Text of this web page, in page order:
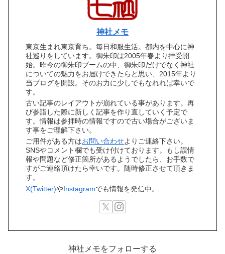
神社メモ
東京生まれ東京育ち。毎日和服生活。都内を中心に神
社巡りをしています。御朱印は2005年春より拝受開
始。昨今の御朱印ブームの中、御朱印だけでなく神社
についての魅力をお届けできたらと思い、2015年より
当ブログを開設。そのお力に少しでもなれれば幸いで
す。
古い記事のレイアウトが崩れている事があります。再
び参詣した際に新しく記事を作り直していく予定で
す。情報は参拝時の情報ですので古い場合がございま
す事をご理解下さい。
ご用件がある方はお問い合わせよりご連絡下さい。
SNSやコメント欄でも受け付けております。もし誤情
報や問題など修正箇所があるようでしたら、お手数で
すがご連絡頂けたら幸いです。随時修正させて頂きま
す。
X(Twitter)やInstagramでも情報を発信中。
神社メモをフォローする